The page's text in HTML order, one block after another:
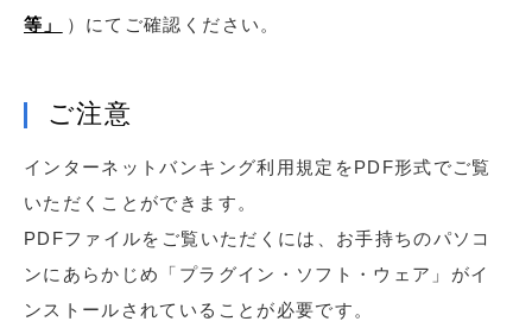
等」
）にてご確認ください。
ご注意
インターネットバンキング利用規定をPDF形式でご覧
いただくことができます。
PDFファイルをご覧いただくには、お手持ちのパソコ
ンにあらかじめ「プラグイン・ソフト・ウェア」がイ
ンストールされていることが必要です。